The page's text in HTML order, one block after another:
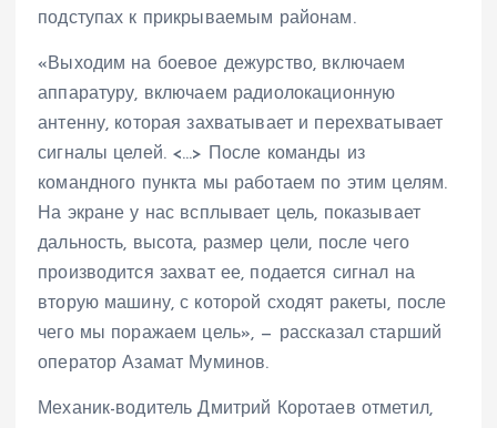
подступах к прикрываемым районам.
«Выходим на боевое дежурство, включаем
аппаратуру, включаем радиолокационную
антенну, которая захватывает и перехватывает
сигналы целей. <…> После команды из
командного пункта мы работаем по этим целям.
На экране у нас всплывает цель, показывает
дальность, высота, размер цели, после чего
производится захват ее, подается сигнал на
вторую машину, с которой сходят ракеты, после
чего мы поражаем цель», — рассказал старший
оператор Азамат Муминов.
Механик-водитель Дмитрий Коротаев отметил,